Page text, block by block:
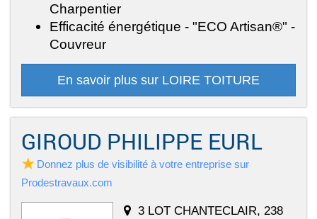
Charpentier
Efficacité énergétique - "ECO Artisan®" -
Couvreur
En savoir plus sur LOIRE TOITURE
GIROUD PHILIPPE EURL
Donnez plus de visibilité à votre entreprise sur
Prodestravaux.com
3 LOT CHANTECLAIR, 238